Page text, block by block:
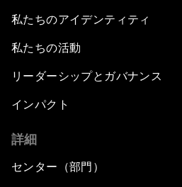
私たちのアイデンティティ
私たちの活動
リーダーシップとガバナンス
インパクト
詳細
センター（部門）